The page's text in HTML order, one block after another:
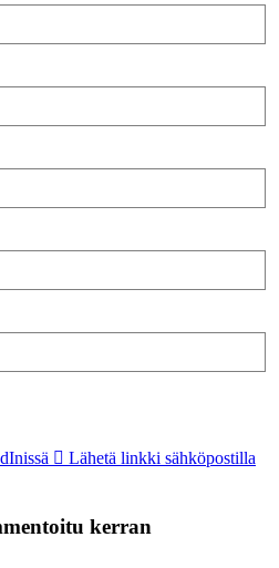
Lähetä linkki sähköpostilla
kerran